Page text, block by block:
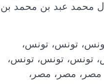
محمد عبد بن محمد بن
تونس، تونس،
تونس، تونس، تونس،
مصر، مصر، مصر،